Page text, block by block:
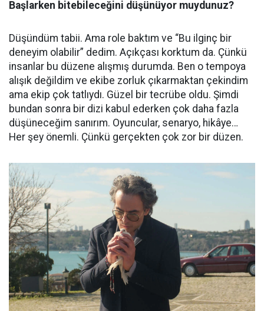
Başlarken bitebileceğini düşünüyor muydunuz?
Düşündüm tabii. Ama role baktım ve “Bu ilginç bir
deneyim olabilir” dedim. Açıkçası korktum da. Çünkü
insanlar bu düzene alışmış durumda. Ben o tempoya
alışık değildim ve ekibe zorluk çıkarmaktan çekindim
ama ekip çok tatlıydı. Güzel bir tecrübe oldu. Şimdi
bundan sonra bir dizi kabul ederken çok daha fazla
düşüneceğim sanırım. Oyuncular, senaryo, hikâye…
Her şey önemli. Çünkü gerçekten çok zor bir düzen.